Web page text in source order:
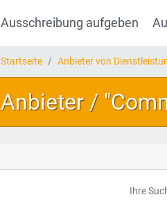
Ausschreibung aufgeben
Startseite Anbieter von
Anbieter /
Ihre